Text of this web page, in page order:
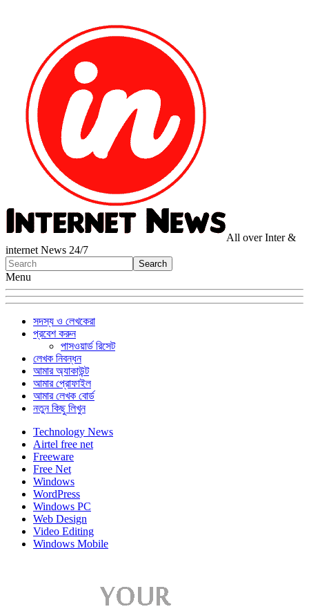
All over Inter &
internet News 24/7
Menu
সদস্য ও লেখকেরা
প্রবেশ করুন
পাসওয়ার্ড রিসেট
লেখক নিবন্ধন
আমার অ্যাকাউন্ট
আমার প্রোফাইল
আমার লেখক বোর্ড
নতুন কিছু লিখুন
Technology News
Airtel free net
Freeware
Free Net
Windows
WordPress
Windows PC
Web Design
Video Editing
Windows Mobile